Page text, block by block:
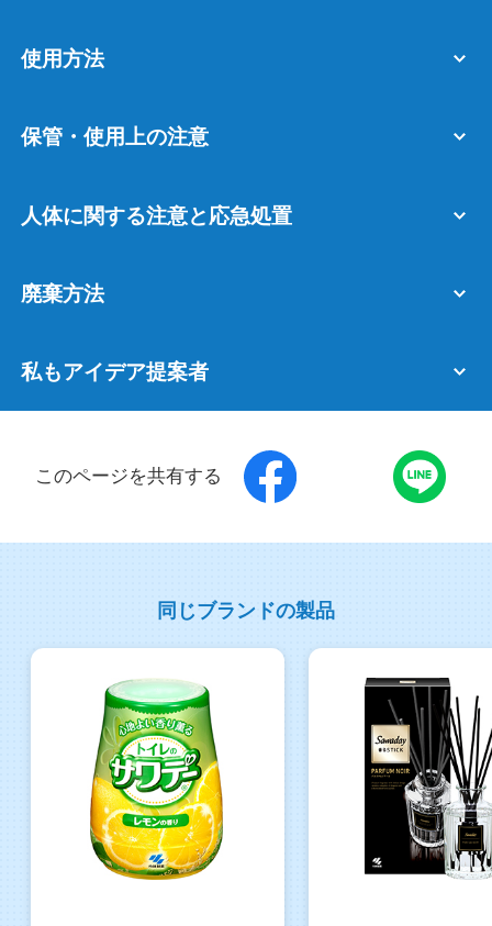
使用方法
保管・使用上の注意
人体に関する注意と応急処置
廃棄方法
私もアイデア提案者
このページを共有する
同じブランドの製品